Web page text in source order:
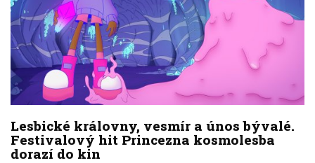
Lesbické královny, vesmír a únos bývalé.
Festivalový hit Princezna kosmolesba
dorazí do kin